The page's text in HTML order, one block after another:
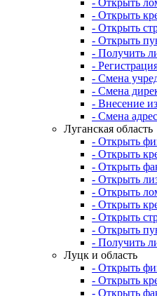
- Открыть
- Открыть
- Открыть
- Получить
-
- Смена
- Смена
- Внесение
- Смена
Луганская область
- Открыть
- Открыть
- Открыть
- Открыть
- Открыть
- Открыть
- Открыть
- Открыть
- Получить
Луцк и область
- Открыть
- Открыть
- Открыть